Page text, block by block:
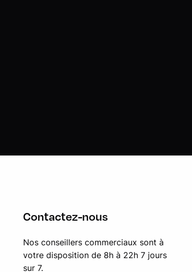
Contactez-nous
Nos conseillers commerciaux sont à
votre disposition de 8h à 22h 7 jours
sur 7.